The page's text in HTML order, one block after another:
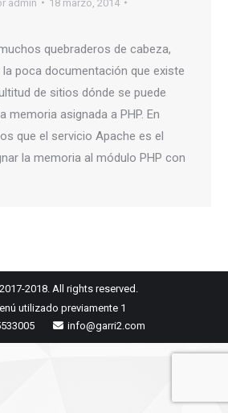
admin
18 marzo, 2014
quebraderos de cabeza,
poca documentación que existe
de sitios dónde se puede
memoria asignada a PHP. En
que el servicio Apache es el
la memoria al módulo PHP con
2018. All rights reserved.
utilizado previamente 1
info@garri2.com